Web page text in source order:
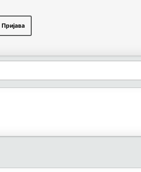
Пријава